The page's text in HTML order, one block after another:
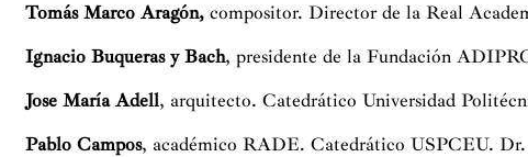
Tomás Marco Aragón,compositor. Director de la Real
Ignacio Buqueras y Bach, presidente de la Fundación
Jose María Adell, arquitecto. Catedrático Universidad
Pablo Campos, académico RADE. Catedrático USPCEU.